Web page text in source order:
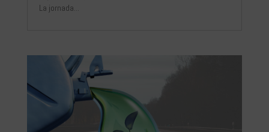
La jornada...